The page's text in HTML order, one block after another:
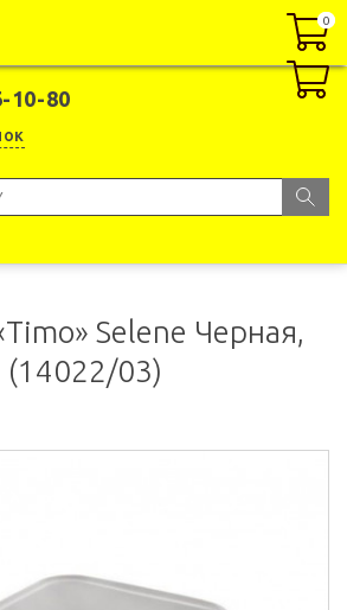
10-80
0
0
Selene Черная,
(14022/03)